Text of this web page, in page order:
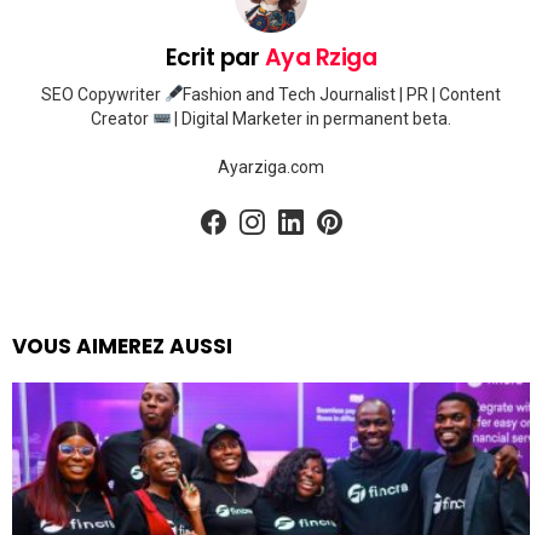
Ecrit parAya Rziga
SEO Copywriter
Fashion and Tech Journalist | PR | Content
Creator
| Digital Marketer in permanent beta.
Ayarziga.com
facebookinstagram
linkedin
VOUS AIMEREZ AUSSI